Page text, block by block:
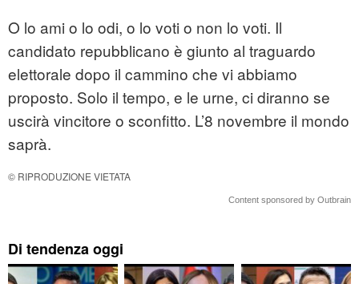
O lo ami o lo odi, o lo voti o non lo voti. Il
candidato repubblicano è giunto al traguardo
elettorale dopo il cammino che vi abbiamo
proposto. Solo il tempo, e le urne, ci diranno se
uscirà vincitore o sconfitto. L’8 novembre il mondo
saprà.
© RIPRODUZIONE VIETATA
Content sponsored by Outbrain
Di tendenza oggi